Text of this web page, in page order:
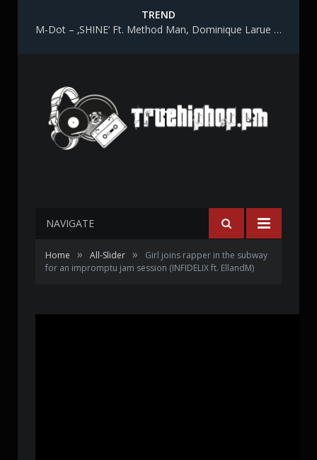
TREND
M-Dot – ‚SHINE‘ Ft. Method Man, Dominique Larue & Katy Gunn
NAVIGATE
Home » All-Slider »
Girl joins rapper in the subway
for an impromptu jam session (INFIDELIX ft. EllandM)